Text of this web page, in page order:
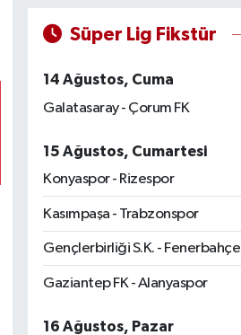
Süper Lig Fikstür
14 Ağustos, Cuma
Galatasaray - Çorum FK
15 Ağustos, Cumartesi
Konyaspor - Rizespor
Kasımpaşa - Trabzonspor
Gençlerbirliği S.K. - Fenerbahçe
Gaziantep FK - Alanyaspor
16 Ağustos, Pazar